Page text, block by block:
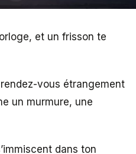
et un frisson te
vous étrangement
un murmure, une
dans ton